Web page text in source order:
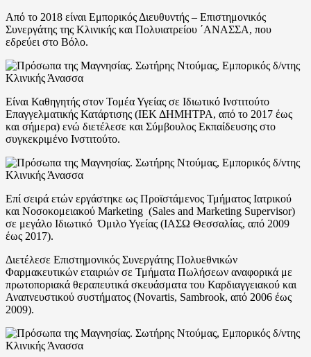
Από το 2018 είναι Εμπορικός Διευθυντής – Επιστημονικός
Συνεργάτης της Κλινικής και Πολυιατρείου ΄ΑΝΑΣΣΑ, που
εδρεύει στο Βόλο.
Είναι Καθηγητής στον Τομέα Υγείας σε Ιδιωτικό Ινστιτούτο
Επαγγελματικής Κατάρτισης (ΙΕΚ ΔΗΜΗΤΡΑ, από το 2017 έως
και σήμερα) ενώ διετέλεσε και Σύμβουλος Εκπαίδευσης στο
συγκεκριμένο Ινστιτούτο.
Επί σειρά ετών εργάστηκε ως Προϊστάμενος Τμήματος Ιατρικού
και Νοσοκομειακού Marketing (Sales and Marketing Supervisor)
σε μεγάλο Ιδιωτικό Όμιλο Υγείας (ΙΑΣΩ Θεσσαλίας, από 2009
έως 2017).
Διετέλεσε Επιστημονικός Συνεργάτης Πολυεθνικών
Φαρμακευτικών εταιριών σε Τμήματα Πωλήσεων αναφορικά με
πρωτοποριακά θεραπευτικά σκευάσματα του Καρδιαγγειακού και
Αναπνευστικού συστήματος (Novartis, Sambrook, από 2006 έως
2009).